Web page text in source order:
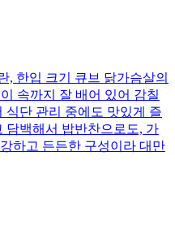
, 한입 크기 큐브 닭가슴살의
속까지 잘 배어 있어 감칠
식단 관리 중에도 맛있게 즐
담백해서 밥반찬으로도, 가
하고 든든한 구성이라 대만